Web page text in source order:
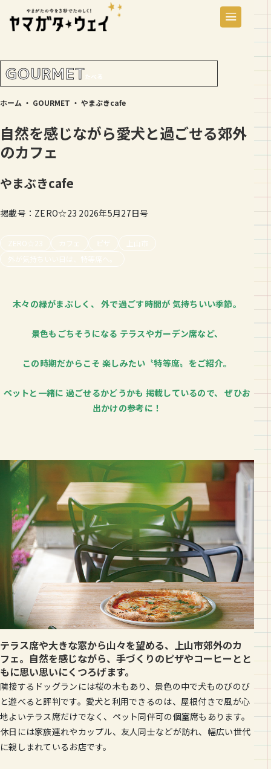
GOURMETたべる
ホーム ・ GOURMET ・ やまぶきcafe
自然を感じながら愛犬と過ごせる郊外
のカフェ
やまぶきcafe
掲載号：ZERO☆23 2026年5月27日号
ZERO☆23 カフェ ピザ
上山市
外が気持ちいい日は、特等席へ。
木々の緑がまぶしく、 外で過ごす時間が 気持ちいい季節。
景色もごちそうになる テラスやガーデン席など、
この時期だからこそ 楽しみたい〝特等席〟をご紹介。
ペットと一緒に 過ごせるかどうかも 掲載しているので、 ぜひお
出かけの参考に！
テラス席や大きな窓から山々を望める、上山市郊外のカ
フェ。自然を感じながら、手づくりのピザやコーヒーとと
もに思い思いにくつろげます。
隣接するドッグランには桜の木もあり、景色の中で犬ものびのび
と遊べると評判です。愛犬と利用できるのは、屋根付きで風が心
地よいテラス席だけでなく、ペット同伴可の個室席もあります。
休日には家族連れやカップル、友人同士などが訪れ、幅広い世代
に親しまれているお店です。